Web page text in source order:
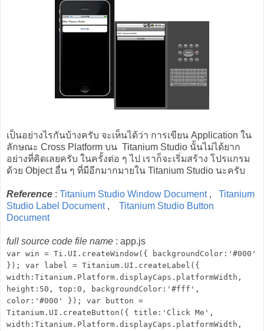
เป็นอย่างไรกันบ้างครับ จะเห็นได้ว่า การเขียน Application ใน
ลักษณะ Cross Platform บน Titanium Studio นั้นไม่ได้ยาก
อย่างที่คิดเลยครับ ในครั้งต่อ ๆ ไป เราก็จะเริ่มสร้าง โปรแกรม
ด้วย Object อื่น ๆ ที่มีอีกมากมายใน Titanium Studio นะครับ
Reference : Titanium Studio Window Document, Titanium
Studio Label Document, Titanium Studio Button
Document
full source code file name : app.js
var win = Ti.UI.createWindow({ backgroundColor:'#000'
}); var label = Titanium.UI.createLabel({
width:Titanium.Platform.displayCaps.platformWidth,
height:50, top:0, backgroundColor:'#fff',
color:'#000' }); var button =
Titanium.UI.createButton({ title:'Click Me',
width:Titanium.Platform.displayCaps.platformWidth,